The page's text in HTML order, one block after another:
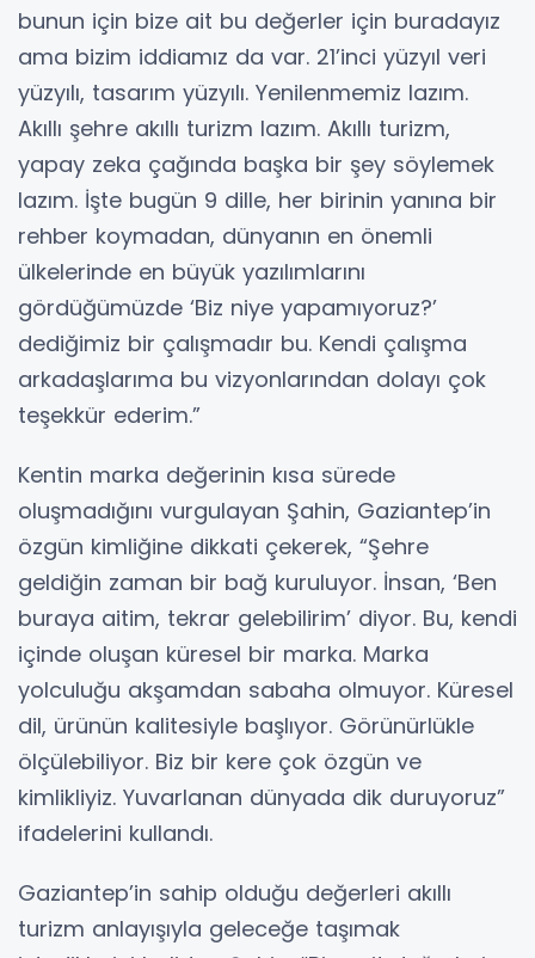
bunun için bize ait bu değerler için buradayız
ama bizim iddiamız da var. 21’inci yüzyıl veri
yüzyılı, tasarım yüzyılı. Yenilenmemiz lazım.
Akıllı şehre akıllı turizm lazım. Akıllı turizm,
yapay zeka çağında başka bir şey söylemek
lazım. İşte bugün 9 dille, her birinin yanına bir
rehber koymadan, dünyanın en önemli
ülkelerinde en büyük yazılımlarını
gördüğümüzde ‘Biz niye yapamıyoruz?’
dediğimiz bir çalışmadır bu. Kendi çalışma
arkadaşlarıma bu vizyonlarından dolayı çok
teşekkür ederim.”
Kentin marka değerinin kısa sürede
oluşmadığını vurgulayan Şahin, Gaziantep’in
özgün kimliğine dikkati çekerek, “Şehre
geldiğin zaman bir bağ kuruluyor. İnsan, ‘Ben
buraya aitim, tekrar gelebilirim’ diyor. Bu, kendi
içinde oluşan küresel bir marka. Marka
yolculuğu akşamdan sabaha olmuyor. Küresel
dil, ürünün kalitesiyle başlıyor. Görünürlükle
ölçülebiliyor. Biz bir kere çok özgün ve
kimlikliyiz. Yuvarlanan dünyada dik duruyoruz”
ifadelerini kullandı.
Gaziantep’in sahip olduğu değerleri akıllı
turizm anlayışıyla geleceğe taşımak